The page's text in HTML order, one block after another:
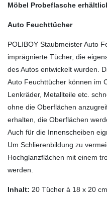
Möbel Probeflasche
Auto Feuchttücher
POLIBOY Staubmeister Auto
imprägnierte Tücher, die
des Autos entwickelt wurden.
Auto Feuchttücher können im
Lenkräder, Metallteile etc.
ohne die Oberflächen
erhalten, die Oberflächen
Auch für die Innenscheiben
Um Schlierenbildung zu
Hochglanzflächen mit einem
werden.
Inhalt: 20 Tücher à 18 x 20